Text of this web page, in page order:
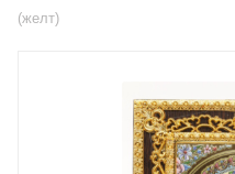
(желт)